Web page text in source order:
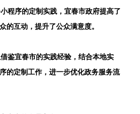
程序的定制实践，宜春市政府提高了
的互动，提升了公众满意度。
鉴宜春市的实践经验，结合本地实
的定制工作，进一步优化政务服务流